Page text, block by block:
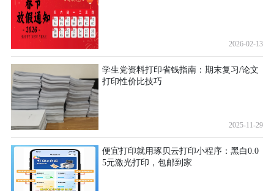
2026-02-13
学生党资料打印省钱指南：期末复习/论文
打印性价比技巧
2025-11-29
便宜打印就用琢贝云打印小程序：黑白0.0
5元激光打印，包邮到家